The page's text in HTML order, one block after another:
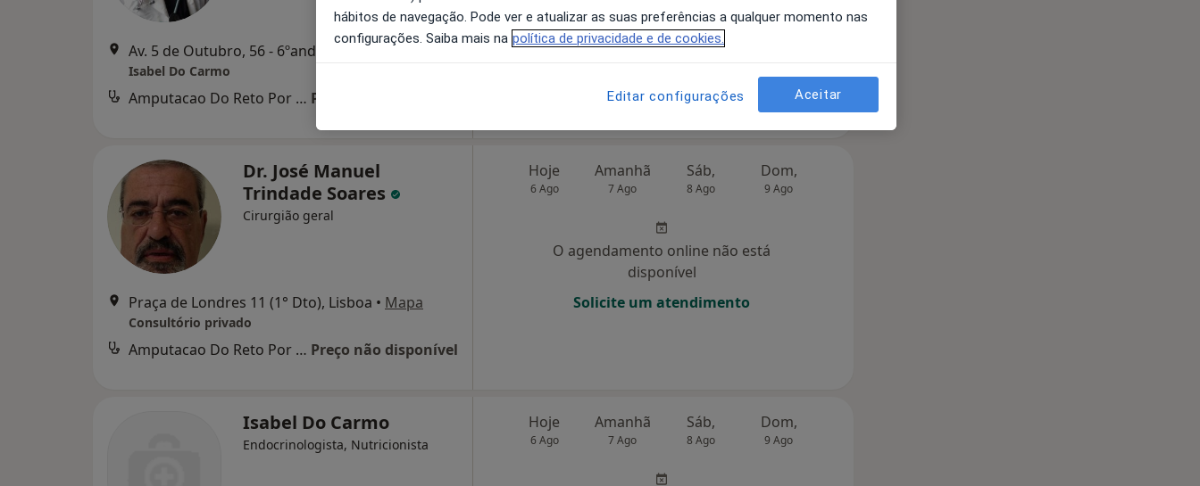
Av. 5 de Outubro, 56 - 6ºandar, Lisboa Mapa
Isabel Do Carmo
Amputacao Do Reto Por Procidencia Preço não disponível
disponível
Solicite um atendimento
Dr. José Manuel
Trindade Soares
Cirurgião geral
Praça de Londres 11 (1° Dto), Lisboa • Mapa
Consultório privado
Amputacao Do Reto Por Procidencia Preço não disponível
Hoje
6 Ago
Amanhã
7 Ago
Sáb,
8 Ago
Dom,
9 Ago
O agendamento online não está
disponível
Solicite um atendimento
Isabel Do Carmo
Endocrinologista, Nutricionista
Hoje
6 Ago
Amanhã
7 Ago
Sáb,
8 Ago
Dom,
9 Ago
hábitos de navegação. Pode ver e atualizar as suas preferências a qualquer momento nas
configurações. Saiba mais na política de privacidade e de cookies.
Editar configurações Aceitar